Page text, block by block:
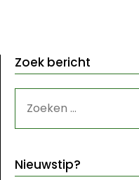
Zoek bericht
NAAR:
Nieuwstip?